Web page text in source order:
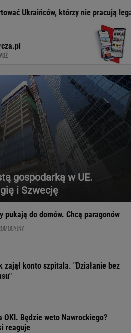
którzy nie pracują legalnie
gospodarką w UE.
i Szwecję
pukają do domów. Chcą paragonów
zajął konto szpitala. "Działanie bez
OKI. Będzie weto Nawrockiego?
reaguje